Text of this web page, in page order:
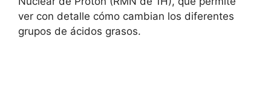
ver con detalle cómo cambian los diferentes
grupos de ácidos grasos.